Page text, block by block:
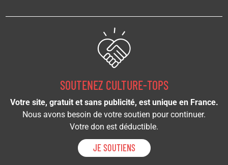
SOUTENEZ CULTURE-TOPS
Votre site, gratuit et sans publicité, est unique en France.
Nous avons besoin de votre soutien pour continuer.
Votre don est déductible.
JE SOUTIENS